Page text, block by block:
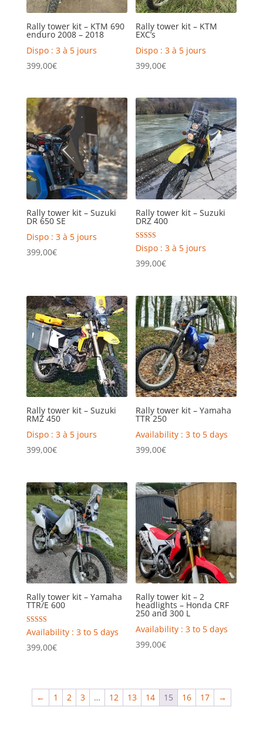
Rally tower kit – KTM 690
enduro 2008 – 2018
Dispo : 3 à 5 jours
399,00€
Rally tower kit – KTM
EXC’s
Dispo : 3 à 5 jours
399,00€
Rally tower kit – Suzuki
DR 650 SE
Dispo : 3 à 5 jours
399,00€
Rally tower kit – Suzuki
DRZ 400
Rated
5.00
out of 5
Dispo : 3 à 5 jours
399,00€
Rally tower kit – Suzuki
RMZ 450
Dispo : 3 à 5 jours
399,00€
Rally tower kit – Yamaha
TTR 250
Availability : 3 to 5 days
399,00€
Rally tower kit – Yamaha
TTR/E 600
Rated
5.00
out of 5
Availability : 3 to 5 days
399,00€
Rally tower kit – 2
headlights – Honda CRF
250 and 300 L
Availability : 3 to 5 days
399,00€
← 1 2 3 … 12 13 14 15 16 17 →